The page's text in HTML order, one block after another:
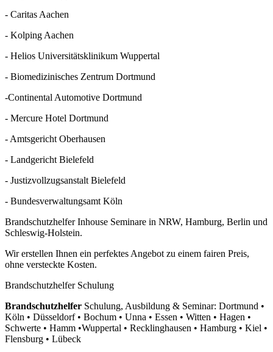
- Caritas Aachen
- Kolping Aachen
- Helios Universitätsklinikum Wuppertal
- Biomedizinisches Zentrum Dortmund
-Continental Automotive Dortmund
- Mercure Hotel Dortmund
- Amtsgericht Oberhausen
- Landgericht Bielefeld
- Justizvollzugsanstalt Bielefeld
- Bundesverwaltungsamt Köln
Brandschutzhelfer Inhouse Seminare in NRW, Hamburg, Berlin und
Schleswig-Holstein.
Wir erstellen Ihnen ein perfektes Angebot zu einem fairen Preis,
ohne versteckte Kosten.
Brandschutzhelfer Schulung
Brandschutzhelfer Schulung, Ausbildung & Seminar: Dortmund •
Köln • Düsseldorf • Bochum • Unna • Essen • Witten • Hagen •
Schwerte • Hamm •Wuppertal • Recklinghausen • Hamburg • Kiel •
Flensburg • Lübeck